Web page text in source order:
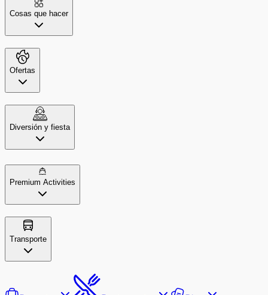
Cosas que hacer
Ofertas
Diversión y fiesta
Premium Activities
Transporte